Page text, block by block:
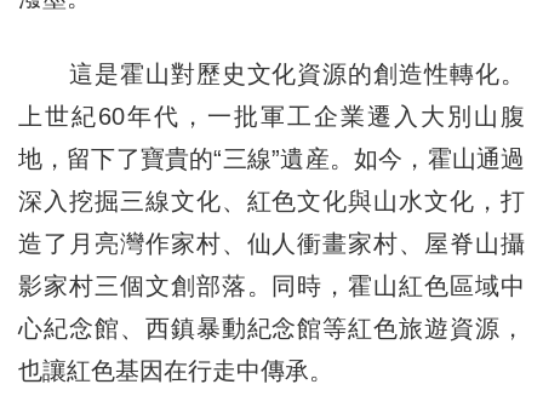
這是霍山對歷史文化資源的創造性轉化。
上世紀60年代，一批軍工企業遷入大別山腹
地，留下了寶貴的“三線”遺産。如今，霍山通過
深入挖掘三線文化、紅色文化與山水文化，打
造了月亮灣作家村、仙人衝畫家村、屋脊山攝
影家村三個文創部落。同時，霍山紅色區域中
心紀念館、西鎮暴動紀念館等紅色旅遊資源，
也讓紅色基因在行走中傳承。